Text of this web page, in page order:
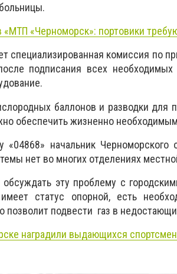
«МТП «Черноморск»: портовики
специализированная комиссия по
подписания всех
баллонов и разводки для
обеспечить жизненно
начальник Черноморского
нет во многих отделениях
обсуждать эту проблему с
статус опорной, есть
позволит подвести газ в
наградили выдающихся